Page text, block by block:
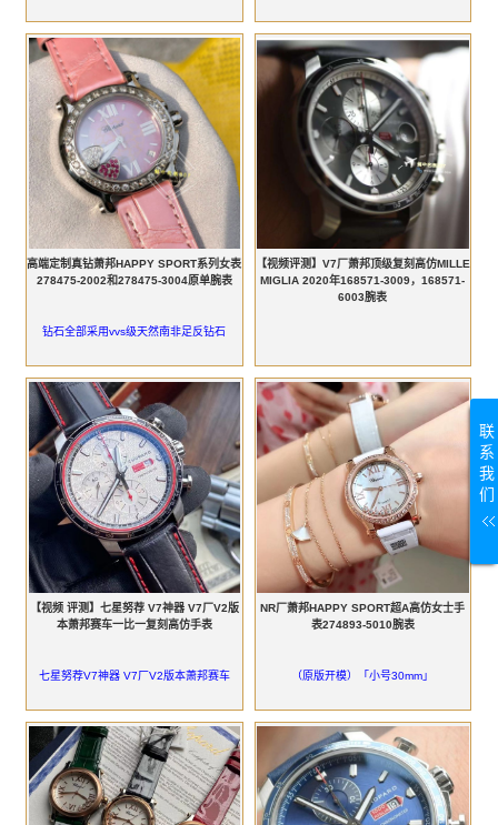
高端定制真钻萧邦HAPPY SPORT系列女表
278475-2002和278475-3004原单腕表
钻石全部采用vvs级天然南非足反钻石
【视频评测】V7厂萧邦顶级复刻高仿MILLE
MIGLIA 2020年168571-3009，168571-
6003腕表
‍【视频 评测】七星努荐 V7神器 V7厂V2版
本萧邦赛车一比一复刻高仿手表
‍七星努荐V7神器 V7厂V2版本萧邦赛车
NR厂萧邦HAPPY SPORT超A高仿女士手
表274893-5010腕表
（原版开模）「小号30mm」
联
系
我
们